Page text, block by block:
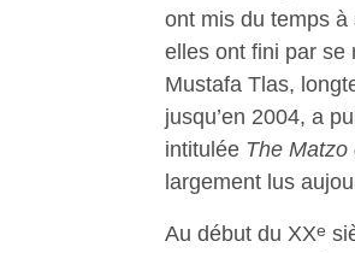
ont mis du temps à
elles ont fini par se
Mustafa Tlas,
jusqu’en 2004, a
intituléeThe Matzo
largement lus
Au début du XXe